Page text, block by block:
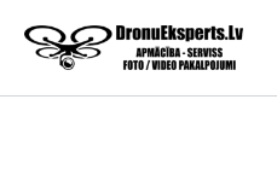
content